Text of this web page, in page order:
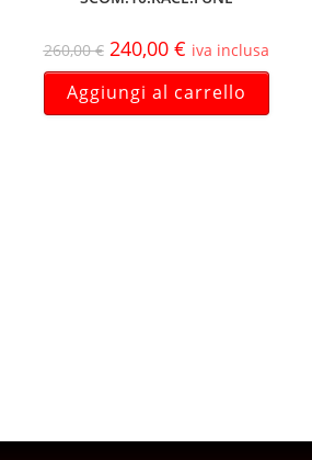
260,00€ 240,00 € iva inclusa
Aggiungi al carrello